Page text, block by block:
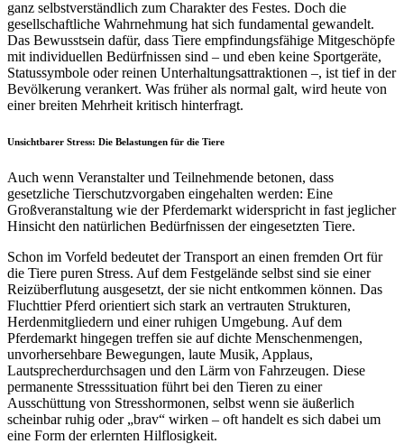
ganz selbstverständlich zum Charakter des Festes. Doch die
gesellschaftliche Wahrnehmung hat sich fundamental gewandelt.
Das Bewusstsein dafür, dass Tiere empfindungsfähige Mitgeschöpfe
mit individuellen Bedürfnissen sind – und eben keine Sportgeräte,
Statussymbole oder reinen Unterhaltungsattraktionen –, ist tief in der
Bevölkerung verankert. Was früher als normal galt, wird heute von
einer breiten Mehrheit kritisch hinterfragt.
Unsichtbarer Stress: Die Belastungen für die Tiere
Auch wenn Veranstalter und Teilnehmende betonen, dass
gesetzliche Tierschutzvorgaben eingehalten werden: Eine
Großveranstaltung wie der Pferdemarkt widerspricht in fast jeglicher
Hinsicht den natürlichen Bedürfnissen der eingesetzten Tiere.
Schon im Vorfeld bedeutet der Transport an einen fremden Ort für
die Tiere puren Stress. Auf dem Festgelände selbst sind sie einer
Reizüberflutung ausgesetzt, der sie nicht entkommen können. Das
Fluchttier Pferd orientiert sich stark an vertrauten Strukturen,
Herdenmitgliedern und einer ruhigen Umgebung. Auf dem
Pferdemarkt hingegen treffen sie auf dichte Menschenmengen,
unvorhersehbare Bewegungen, laute Musik, Applaus,
Lautsprecherdurchsagen und den Lärm von Fahrzeugen. Diese
permanente Stresssituation führt bei den Tieren zu einer
Ausschüttung von Stresshormonen, selbst wenn sie äußerlich
scheinbar ruhig oder „brav“ wirken – oft handelt es sich dabei um
eine Form der erlernten Hilflosigkeit.